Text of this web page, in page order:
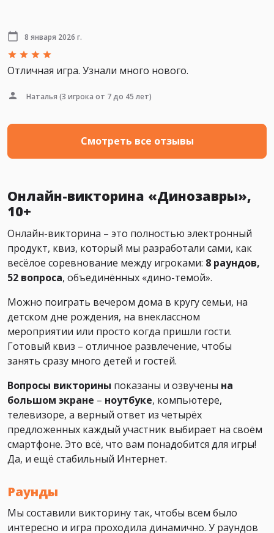
8 января 2026 г.
Отличная игра. Узнали много нового.
Наталья (3 игрока от 7 до 45 лет)
Смотреть все отзывы
Онлайн-викторина «Динозавры»,
10+
Онлайн-викторина – это полностью электронный
продукт, квиз, который мы разработали сами, как
весёлое соревнование между игроками: 8 раундов,
52 вопроса, объединённых «дино-темой».
Можно поиграть вечером дома в кругу семьи, на
детском дне рождения, на внеклассном
мероприятии или просто когда пришли гости.
Готовый квиз – отличное развлечение, чтобы
занять сразу много детей и гостей.
Вопросы викторины показаны и озвучены на
большом экране – ноутбуке, компьютере,
телевизоре, а верный ответ из четырёх
предложенных каждый участник выбирает на своём
смартфоне. Это всё, что вам понадобится для игры!
Да, и ещё стабильный Интернет.
Раунды
Мы составили викторину так, чтобы всем было
интересно и игра проходила динамично. У раундов